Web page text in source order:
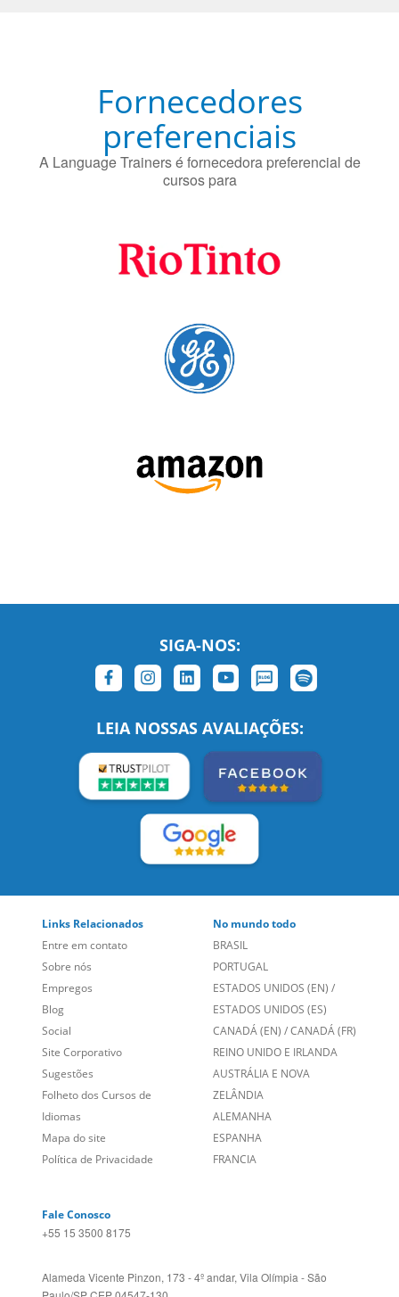
Fornecedores
preferenciais
A Language Trainers é fornecedora preferencial de
cursos para
Entre em contato
Sobre nós
Empregos
Blog
Social
Site Corporativo
Sugestões
Folheto dos Cursos de
Idiomas
Mapa do site
Política de Privacidade
BRASIL
PORTUGAL
ESTADOS UNIDOS (EN)
ESTADOS UNIDOS (ES)
CANADÁ (EN)/CANADÁ (FR)
REINO UNIDO E IRLANDA
AUSTRÁLIA E NOVA
ZELÂNDIA
ALEMANHA
ESPANHA
FRANCIA
+55 15 3500 8175
Paulo/SP CEP 04547-130